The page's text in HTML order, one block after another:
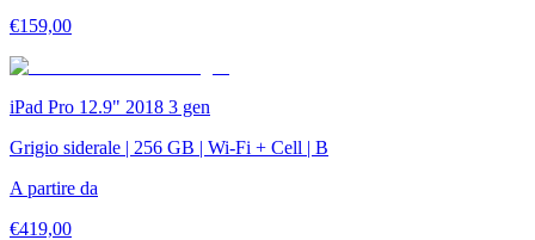
€159,00
iPad Pro 12.9" 2018 3 gen
Grigio siderale | 256 GB | Wi-Fi + Cell | B
A partire da
€419,00